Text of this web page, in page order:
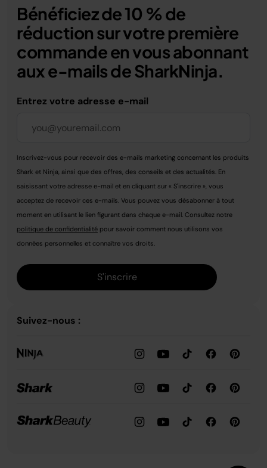
Bénéficiez de 10 % de
réduction sur votre première
commande en vous abonnant
aux e-mails de SharkNinja.
Entrez votre adresse e-mail
Inscrivez-vous pour recevoir des e-mails marketing concernant les produits
Shark et Ninja, ainsi que des offres, des conseils et des actualités. En
saisissant votre adresse e-mail et en cliquant sur « S'inscrire », vous
acceptez de recevoir ces e-mails. Vous pouvez vous désabonner à tout
moment en utilisant le lien figurant dans chaque e-mail. Consultez notre
politique de confidentialité pour savoir comment nous utilisons vos
données personnelles et connaître vos droits.
S'inscrire
Suivez-nous :